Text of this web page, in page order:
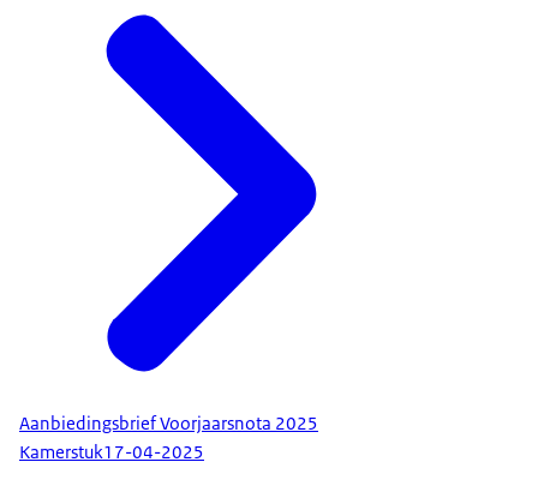
Aanbiedingsbrief Voorjaarsnota 2025
Kamerstuk17-04-2025